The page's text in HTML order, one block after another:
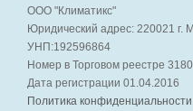
ООО "Климатикс"
Юридический адрес: 220021 г.
УНП:192596864
Номер в Торговом реестре
Дата регистрации 01.04.2016
Политика конфиденциальности